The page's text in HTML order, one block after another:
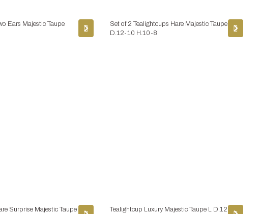
Ears Majestic Taupe
Set of 2 Tealightcups Hare Majestic Taupe
D.12-10 H.10-8
Surprise Majestic Taupe
Tealightcup Luxury Majestic Taupe L D.12